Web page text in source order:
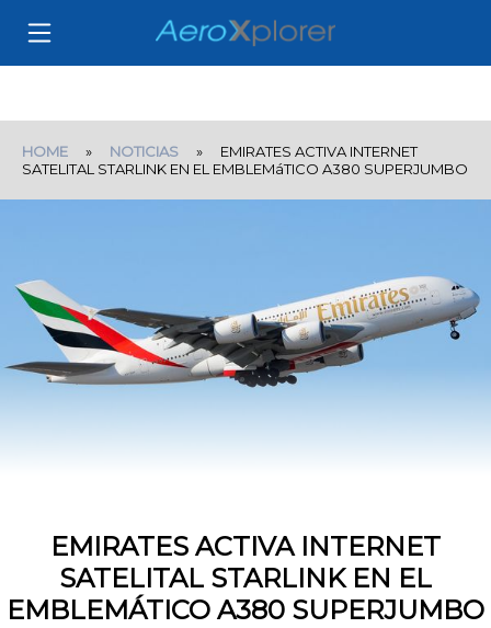
HOME » NOTICIAS » EMIRATES ACTIVA INTERNET
SATELITAL STARLINK EN EL EMBLEMáTICO A380 SUPERJUMBO
EMIRATES ACTIVA INTERNET
SATELITAL STARLINK EN EL
EMBLEMÁTICO A380 SUPERJUMBO